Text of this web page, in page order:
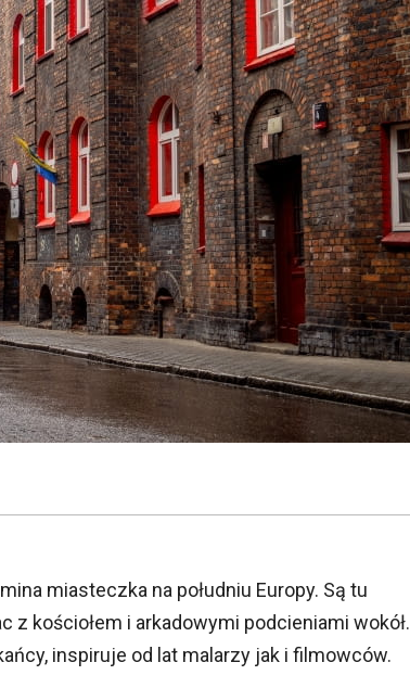
miasteczka na południu Europy. Są tu
z kościołem i arkadowymi podcieniami wokół.
inspiruje od lat malarzy jak i filmowców.